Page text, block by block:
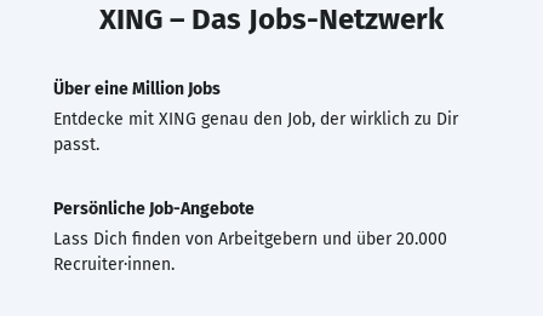
XING – Das Jobs-Netzwerk
Über eine Million Jobs
Entdecke mit XING genau den Job, der wirklich zu Dir
passt.
Persönliche Job-Angebote
Lass Dich finden von Arbeitgebern und über 20.000
Recruiter·innen.